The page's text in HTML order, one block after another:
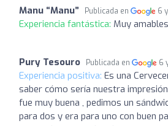
Manu “Manu” Publicada en 6
Experiencia fantástica: Muy
Pury Tesouro Publicada en 6
Experiencia positiva: Es una
saber cómo sería nuestra
fue muy buena , pedimos un
para dos y era para uno con buen